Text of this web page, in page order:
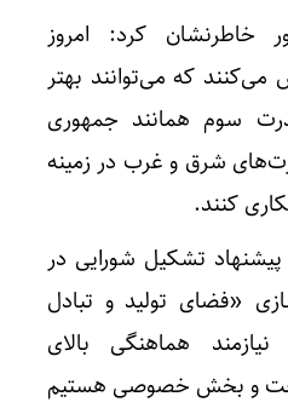
خاطرنشان کرد: امروز
که می‌توانند بهتر
سوم همانند جمهوری
شرق و غرب در زمینه
کنند.
تشکیل شورایی در
«فضای تولید و تبادل
هماهنگی بالای
و بخش خصوصی هستیم